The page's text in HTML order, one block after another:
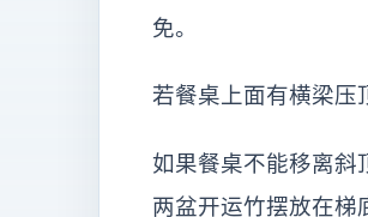
免。
若餐桌上面有横梁压
如果餐桌不能移离斜
两盆开运竹摆放在梯